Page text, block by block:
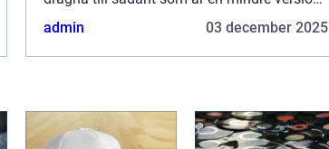
av något vi är vana vi...
admin 03 december 2025